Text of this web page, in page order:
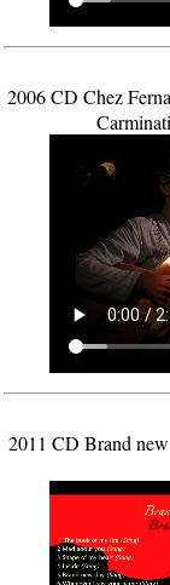
2006 CD Chez
2011 CD Brand